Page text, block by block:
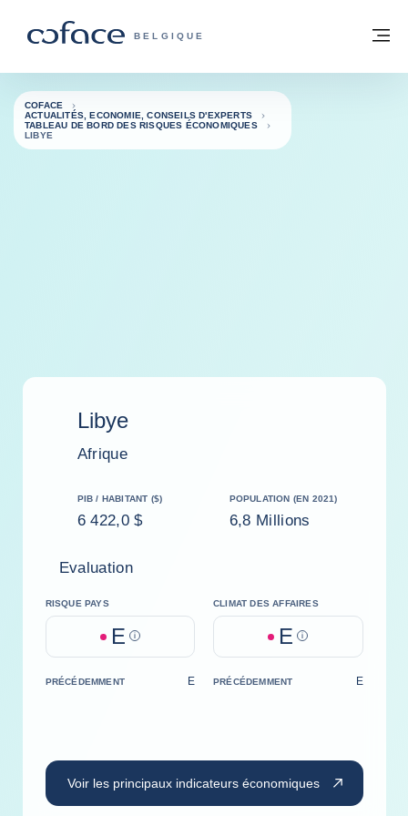
COFACE, FOR TRADE - PAGE
BELGIQUE
Retour à la page d'accueil
COFACE
ACTUALITÉS, ECONOMIE, CONSEILS D'EXPERTS
TABLEAU DE BORD DES RISQUES ÉCONOMIQUES
LIBYE
Libye
Afrique
PIB / HABITANT ($)
6 422,0 $
POPULATION (EN 2021)
6,8 Millions
Evaluation
RISQUE PAYS
E Help
CLIMAT DES AFFAIRES
E Help
PRÉCÉDEMMENT E PRÉCÉDEMMENT E
Voir les principaux indicateurs économiques